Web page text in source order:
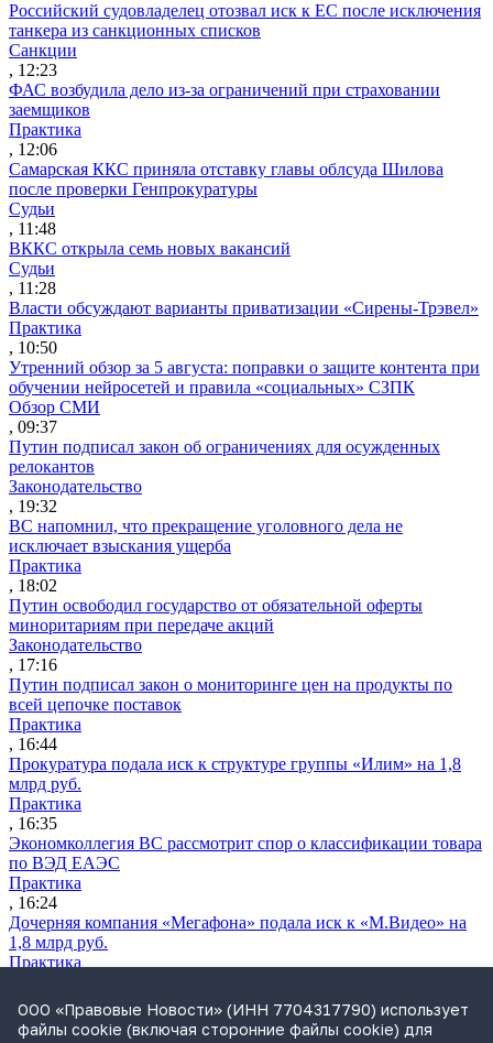
Российский судовладелец отозвал иск к ЕС после исключения
танкера из санкционных списков
Санкции
, 12:23
ФАС возбудила дело из-за ограничений при страховании
заемщиков
Практика
, 12:06
Самарская ККС приняла отставку главы облсуда Шилова
после проверки Генпрокуратуры
Судьи
, 11:48
ВККС открыла семь новых вакансий
Судьи
, 11:28
Власти обсуждают варианты приватизации «Сирены-Трэвел»
Практика
, 10:50
Утренний обзор за 5 августа: поправки о защите контента при
обучении нейросетей и правила «социальных» СЗПК
Обзор СМИ
, 09:37
Путин подписал закон об ограничениях для осужденных
релокантов
Законодательство
, 19:32
ВС напомнил, что прекращение уголовного дела не
исключает взыскания ущерба
Практика
, 18:02
Путин освободил государство от обязательной оферты
миноритариям при передаче акций
Законодательство
, 17:16
Путин подписал закон о мониторинге цен на продукты по
всей цепочке поставок
Практика
, 16:44
Прокуратура подала иск к структуре группы «Илим» на 1,8
млрд руб.
Практика
, 16:35
Экономколлегия ВС рассмотрит спор о классификации товара
по ВЭД ЕАЭС
Практика
, 16:24
Дочерняя компания «Мегафона» подала иск к «М.Видео» на
1,8 млрд руб.
Практика
СИП проверит отмену патента на систему управления
устройствами после возражений «Яндекса»
ООО «Правовые Новости» (ИНН 7704317790) использует
файлы cookie (включая сторонние файлы cookie) для